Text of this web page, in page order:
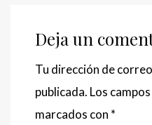
Deja un
Tu dirección de
publicada. Los
marcados con *